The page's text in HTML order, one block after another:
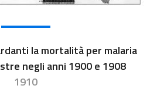
la mortalità per malaria
negli anni 1900 e 1908
1910